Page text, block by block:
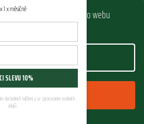
procházením tohoto webu
Více informacízde.
vynikají svouhřejivostí,
, který skvěle doplní váš outfit
navrženy s důrazem na specifika
sedí a neomezují v pohybu ani při
materiály a precizní zpracování jsou
1 x měsíčně
SLEVU 10%
obchodních sdělení a se zpracováním osobních
údajů.